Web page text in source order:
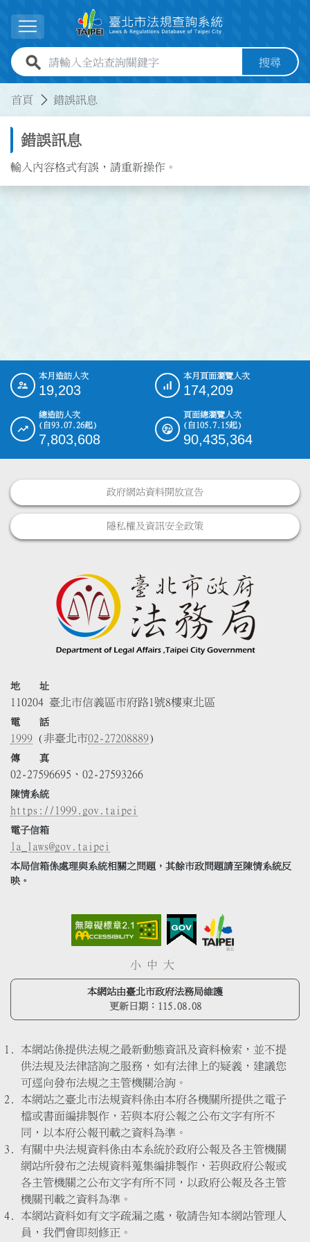
展開選單
全站查詢關鍵字欄位 搜尋
首頁 錯誤訊息
錯誤訊息
輸入內容格式有誤，請重新操作。
::: 本月造訪人次
19,203
本月頁面瀏覽人次
174,209
總造訪人次
(自93.07.26起)
7,803,608
頁面總瀏覽人次
(自105.7.15起)
90,435,364
政府網站資料開放宣告
隱私權及資訊安全政策
地 址
110204 臺北市信義區市府路1號8樓東北區
電 話
1999 (非臺北市02-27208889)
傳 真
02-27596695、02-27593266
陳情系統
https://1999.gov.taipei
電子信箱
la_laws@gov.taipei
本局信箱係處理與系統相關之問題，其餘市政問題請至陳情系統反
映。
小 中 大
本網站由臺北市政府法務局維護
更新日期： 115.08.08
本網站係提供法規之最新動態資訊及資料檢索，並不提
供法規及法律諮詢之服務，如有法律上的疑義，建議您
可逕向發布法規之主管機關洽詢。
本網站之臺北市法規資料係由本府各機關所提供之電子
檔或書面編排製作，若與本府公報之公布文字有所不
同，以本府公報刊載之資料為準。
有關中央法規資料係由本系統於政府公報及各主管機關
網站所發布之法規資料蒐集編排製作，若與政府公報或
各主管機關之公布文字有所不同，以政府公報及各主管
機關刊載之資料為準。
本網站資料如有文字疏漏之處，敬請告知本網站管理人
員，我們會即刻修正。